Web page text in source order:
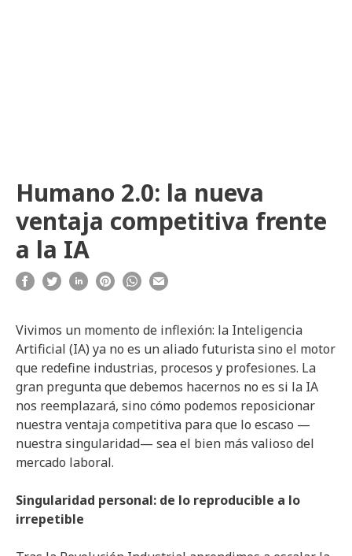
Humano 2.0: la nueva
ventaja competitiva frente
a la IA
Vivimos un momento de inflexión: la Inteligencia
Artificial (IA) ya no es un aliado futurista sino el motor
que redefine industrias, procesos y profesiones. La
gran pregunta que debemos hacernos no es si la IA
nos reemplazará, sino cómo podemos reposicionar
nuestra ventaja competitiva para que lo escaso —
nuestra singularidad— sea el bien más valioso del
mercado laboral.
Singularidad personal: de lo reproducible a lo
irrepetible